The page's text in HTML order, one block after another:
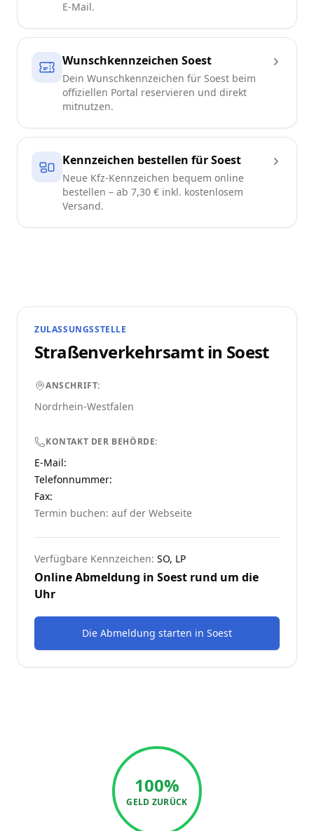
E-Mail.
Wunschkennzeichen Soest
Dein Wunschkennzeichen für Soest beim
offiziellen Portal reservieren und direkt
mitnutzen.
Kennzeichen bestellen für Soest
Neue Kfz-Kennzeichen bequem online
bestellen – ab 7,30 € inkl. kostenlosem
Versand.
ZULASSUNGSSTELLE
Straßenverkehrsamt in Soest
ANSCHRIFT:
Nordrhein-Westfalen
KONTAKT DER BEHÖRDE:
E-Mail:
Telefonnummer:
Fax:
Termin buchen: auf der Webseite
Verfügbare Kennzeichen: SO, LP
Online Abmeldung in Soest rund um die
Uhr
Die Abmeldung starten in Soest
100%
GELD ZURÜCK